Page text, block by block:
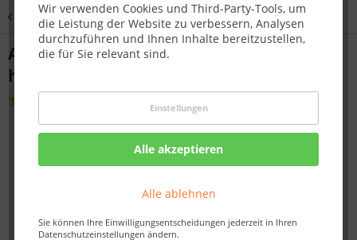
Wir verwenden Cookies und Third-Party-Tools, um
die Leistung der Website zu verbessern, Analysen
durchzuführen und Ihnen Inhalte bereitzustellen,
die für Sie relevant sind.
Einstellungen
Alle akzeptieren
Alle ablehnen
Sie können Ihre Einwilligungsentscheidungen jederzeit in Ihren
Datenschutzeinstellungen ändern.
Übersicht Grillabdeckung
Abdeckhaube ROGUE® 425 Seitentisch
hochgeklappt